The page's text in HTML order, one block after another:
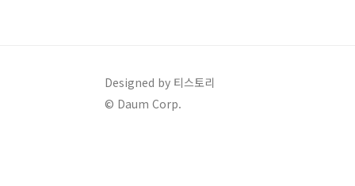
Designed by 티스토리
© Daum Corp.